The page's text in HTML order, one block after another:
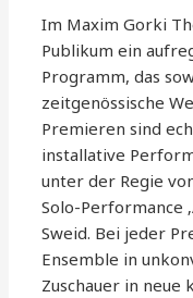
Im Maxim Gorki
Publikum ein
Programm, das
zeitgenössische
Premieren sind
installative
unter der Regie
Solo-Performance
Sweid. Bei jeder
Ensemble in
Zuschauer in